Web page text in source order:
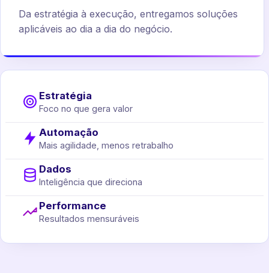
Da estratégia à execução, entregamos soluções
aplicáveis ao dia a dia do negócio.
Estratégia
Foco no que gera valor
Automação
Mais agilidade, menos retrabalho
Dados
Inteligência que direciona
Performance
Resultados mensuráveis